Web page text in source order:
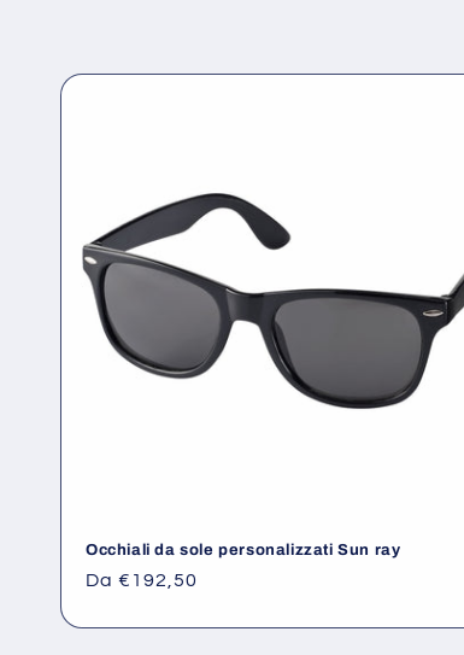
Occhiali da sole personalizzati Sun ray
Prezzo
Da €192,50